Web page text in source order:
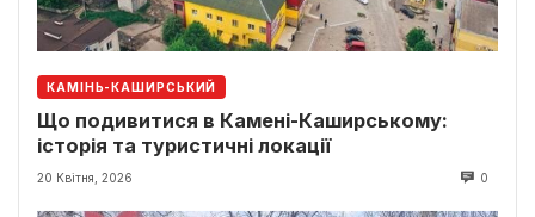
КАМІНЬ-КАШИРСЬКИЙ
Що подивитися в Камені-Каширському:
історія та туристичні локації
20 Квітня, 2026 0